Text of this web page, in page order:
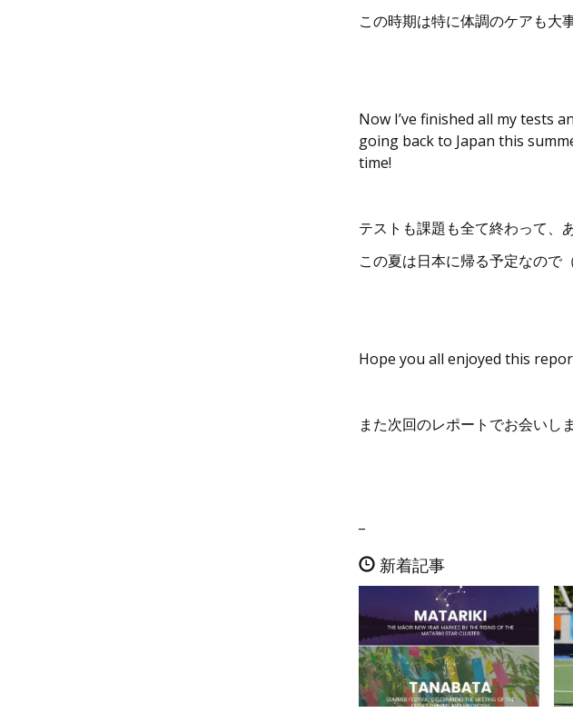
この時期は特に体調のケアも大事
Now I’ve finished all my tests
going back to Japan this
time!
テストも課題も全て終わって、
この夏は日本に帰る予定なので
Hope you all enjoyed this
また次回のレポートでお会いし
新着記事